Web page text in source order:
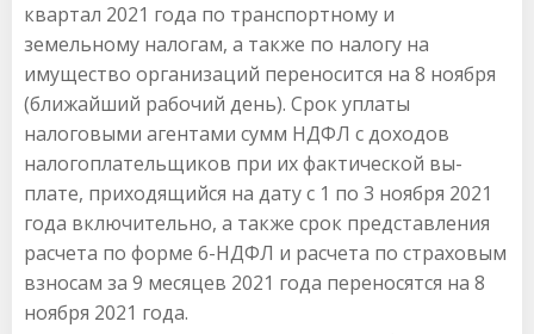
квартал 2021 года по транспортному и
земельному налогам, а также по налогу на
имущество организаций переносится на 8 ноября
(ближайший рабочий день). Срок уплаты
налоговыми агентами сумм НДФЛ с доходов
налогоплательщиков при их фактической вы-
плате, приходящийся на дату с 1 по 3 ноября 2021
года включительно, а также срок представления
расчета по форме 6-НДФЛ и расчета по страховым
взносам за 9 месяцев 2021 года переносятся на 8
ноября 2021 года.